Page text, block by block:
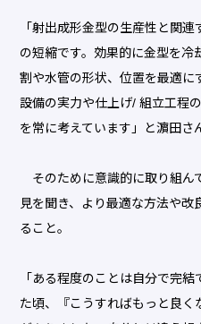
「射出成形金型の生産性と関
の短縮です。効果的に金型を
割や水管の形状、位置を最適に
設備の実力や仕上げ/ 組立工程
を常に考えています」と濵田さ
そのために意識的に取り組ん
見を聞き、より最適な方法や
ること。
「ある程度のことは自分で完
た頃、『こうすればもっと良く